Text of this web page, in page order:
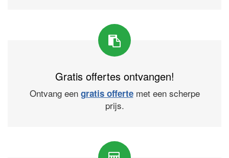
Gratis offertes ontvangen!
Ontvang een gratis offertemet een scherpe
prijs.